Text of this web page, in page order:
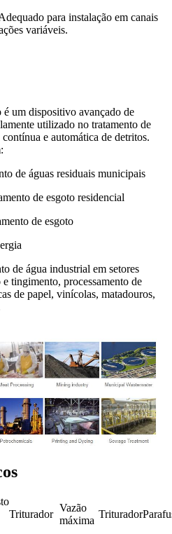
para instalação em canais
variáveis.
um dispositivo avançado de
utilizado no tratamento de
e automática de detritos.
de águas residuais municipais
de esgoto residencial
de esgoto
de água industrial em setores
tingimento, processamento de
de papel, vinícolas, matadouros,
Triturador
Vazão
máxima
Triturador